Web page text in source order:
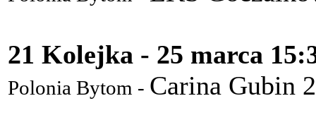
21 Kolejka - 25 marca
Polonia Bytom - Carina Gubin